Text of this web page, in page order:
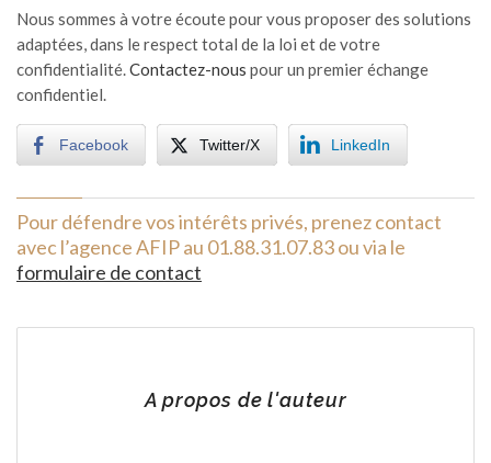
Nous sommes à votre écoute pour vous proposer des solutions
adaptées, dans le respect total de la loi et de votre
confidentialité.Contactez-nous pour un premier échange
confidentiel.
Facebook Twitter/X LinkedIn
Pour défendre vos intérêts privés, prenez contact
avec l’agence AFIP au 01.88.31.07.83 ou via le
formulaire de contact
A propos de l'auteur